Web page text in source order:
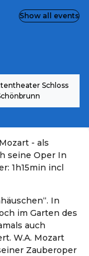
Schloss
Show all events
- als
seine Oper In
1h15min incl
In
im Garten des
auch
W.A. Mozart
Zauberoper